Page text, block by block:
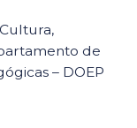
de
– DOEP